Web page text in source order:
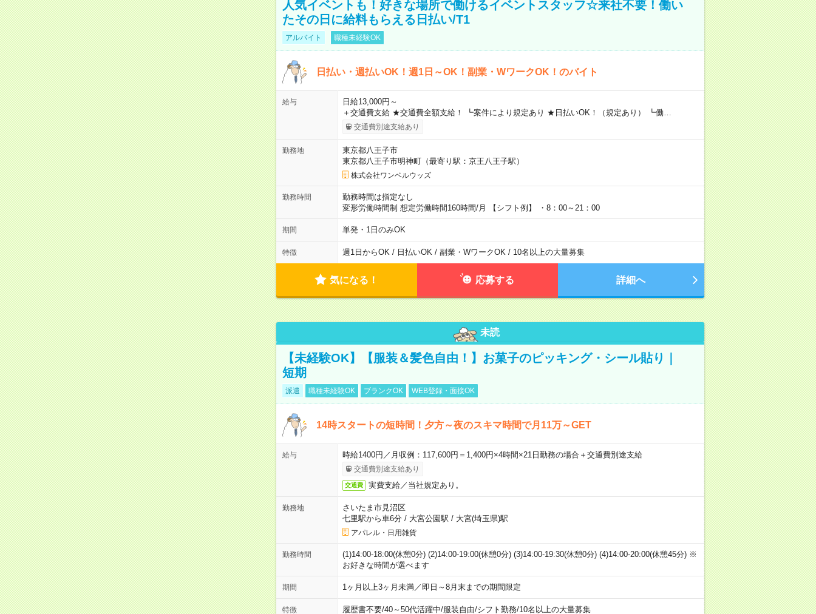
人気イベントも！好きな場所で働けるイベントスタッフ☆来社不要！働い
たその日に給料もらえる日払い/T1
アルバイト 職種未経験OK
日払い・週払いOK！週1日～OK！副業・WワークOK！のバイト
給与
日給13,000円～
＋交通費支給 ★交通費全額支給！ ┗案件により規定あり ★日払いOK！（規定あり） ┗働…
交通費別途支給あり
勤務地
東京都八王子市
東京都八王子市明神町（最寄り駅：京王八王子駅）
株式会社ワンベルウッズ
勤務時間
勤務時間は指定なし
変形労働時間制 想定労働時間160時間/月 【シフト例】 ・8：00～21：00
期間 単発・1日のみOK
特徴 週1日からOK / 日払いOK / 副業・WワークOK / 10名以上の大量募集
気になる！ 応募する 詳細へ
未読
【未経験OK】【服装＆髪色自由！】お菓子のピッキング・シール貼り｜
短期
派遣 職種未経験OK ブランクOK WEB登録・面接OK
14時スタートの短時間！夕方～夜のスキマ時間で月11万～GET
給与 時給1400円／月収例：117,600円＝1,400円×4時間×21日勤務の場合＋交通費別途支給
交通費別途支給あり
交通費 実費支給／当社規定あり。
勤務地
さいたま市見沼区
七里駅から車6分/ 大宮公園駅 / 大宮(埼玉県)駅
アパレル・日用雑貨
勤務時間
(1)14:00-18:00(休憩0分) (2)14:00-19:00(休憩0分) (3)14:00-19:30(休憩0分) (4)14:00-20:00(休憩45分) ※
お好きな時間が選べます
期間 1ヶ月以上3ヶ月未満／即日～8月末までの期間限定
特徴 履歴書不要/40～50代活躍中/服装自由/シフト勤務/10名以上の大量募集